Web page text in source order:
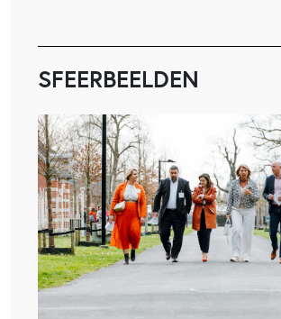
SFEERBEELDEN